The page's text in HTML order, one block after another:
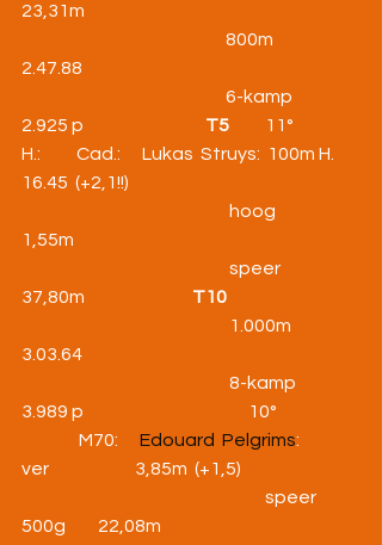
23,31m
800m
2.47.88
6-kamp
2.925 p T5
11°
H.:          Cad.:      Lukas  Struys:  100m H.
16.45  (+2,1!!)
hoog
1,55m
speer
37,80m T10
1.000m
3.03.64
8-kamp
3.989 p                                              10°
M70: Edouard  Pelgrims:
ver                        3,85m  (+1,5)
speer
500g         22,08m